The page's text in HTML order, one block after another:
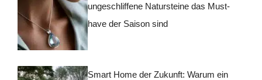
ungeschliffene Natursteine das Must-
have der Saison sind
Smart Home der Zukunft: Warum ein